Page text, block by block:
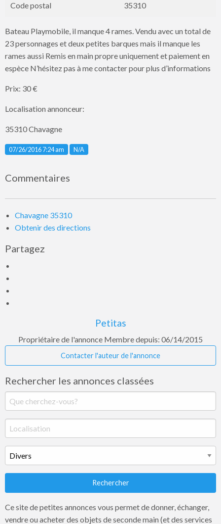
Code postal 35310
Bateau Playmobile, il manque 4 rames. Vendu avec un total de
23 personnages et deux petites barques mais il manque les
rames aussi Remis en main propre uniquement et paiement en
espèce N’hésitez pas à me contacter pour plus d’informations
Prix: 30 €
Localisation annonceur:
35310 Chavagne
07/26/2016 7:24 am Listing ID
N/A
Commentaires
Chavagne 35310
Obtenir des directions
Partagez
Petitas
Propriétaire de l'annonce Membre depuis: 06/14/2015
Contacter l'auteur de l'annonce
Rechercher les annonces classées
Rechercher
Ce site de petites annonces vous permet de donner, échanger,
vendre ou acheter des objets de seconde main (et des services